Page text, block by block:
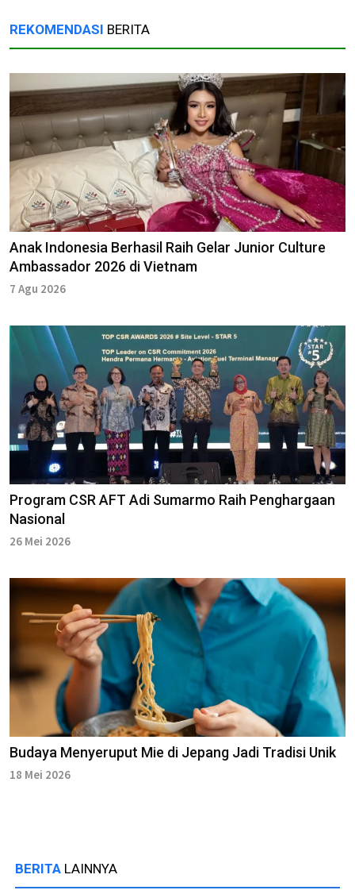
REKOMENDASI BERITA
Anak Indonesia Berhasil Raih Gelar Junior Culture
Ambassador 2026 di Vietnam
7 Agu 2026
Program CSR AFT Adi Sumarmo Raih Penghargaan
Nasional
26 Mei 2026
Budaya Menyeruput Mie di Jepang Jadi Tradisi Unik
18 Mei 2026
BERITA LAINNYA